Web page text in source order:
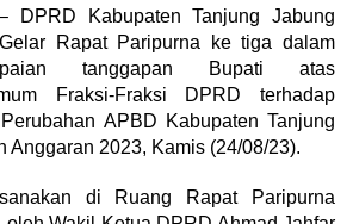
DPRD Kabupaten Tanjung Jabung
Rapat Paripurna ke tiga dalam
tanggapan Bupati atas
Fraksi-Fraksi DPRD terhadap
APBD Kabupaten Tanjung
Anggaran 2023, Kamis (24/08/23).
di Ruang Rapat Paripurna